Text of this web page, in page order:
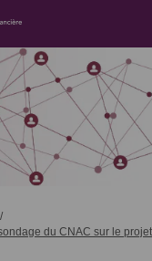
du CNAC sur le